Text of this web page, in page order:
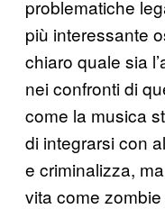
problematiche
più interessante
chiaro quale sia
nei confronti di
come la musica
di integrarsi con
e criminalizza,
vita come